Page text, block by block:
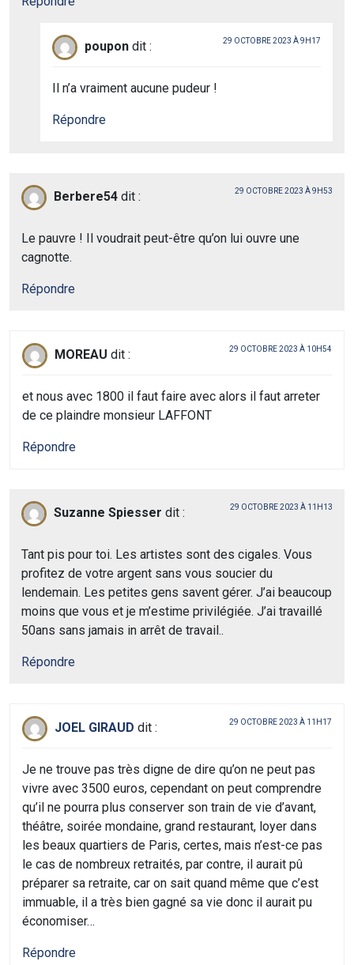
poupon dit : 29 OCTOBRE 2023 À 9H17
Il n’a vraiment aucune pudeur !
Répondre
Berbere54 dit : 29 OCTOBRE 2023 À 9H53
Le pauvre ! Il voudrait peut-être qu’on lui ouvre une
cagnotte.
Répondre
MOREAU dit : 29 OCTOBRE 2023 À 10H54
et nous avec 1800 il faut faire avec alors il faut arreter
de ce plaindre monsieur LAFFONT
Répondre
Suzanne Spiesser dit : 29 OCTOBRE 2023 À 11H13
Tant pis pour toi. Les artistes sont des cigales. Vous
profitez de votre argent sans vous soucier du
lendemain. Les petites gens savent gérer. J’ai beaucoup
moins que vous et je m’estime privilégiée. J’ai travaillé
50ans sans jamais in arrêt de travail..
Répondre
JOEL GIRAUD dit : 29 OCTOBRE 2023 À 11H17
Je ne trouve pas très digne de dire qu’on ne peut pas
vivre avec 3500 euros, cependant on peut comprendre
qu’il ne pourra plus conserver son train de vie d’avant,
théâtre, soirée mondaine, grand restaurant, loyer dans
les beaux quartiers de Paris, certes, mais n’est-ce pas
le cas de nombreux retraités, par contre, il aurait pû
préparer sa retraite, car on sait quand même que c’est
immuable, il a très bien gagné sa vie donc il aurait pu
économiser…
Répondre